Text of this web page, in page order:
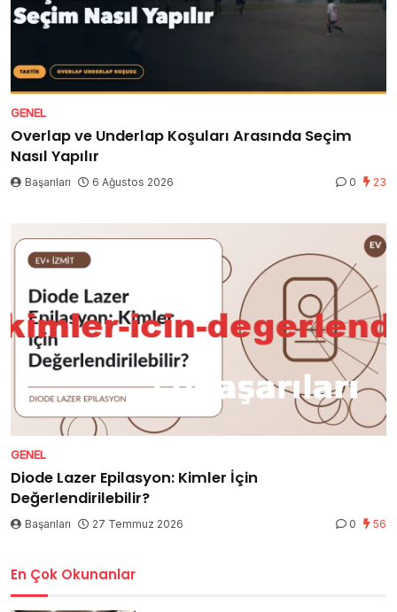
GENEL
Overlap ve Underlap Koşuları Arasında Seçim
Nasıl Yapılır
Başarıları 6 Ağustos 2026 0 23
GENEL
Diode Lazer Epilasyon: Kimler İçin
Değerlendirilebilir?
Başarıları 27 Temmuz 2026 0 56
En Çok Okunanlar